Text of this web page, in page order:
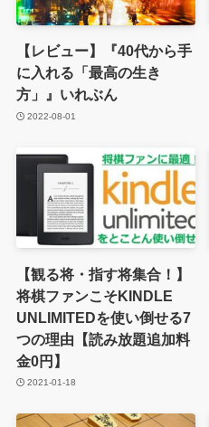
【レビュー】『40代から手
に入れる「最高の生き
方」』いれぶん
2022-08-01
【観る将・指す将集合！】
将棋ファンこそKINDLE
UNLIMITEDを使い倒せる7
つの理由【読み放題追加料
金0円】
2021-01-18